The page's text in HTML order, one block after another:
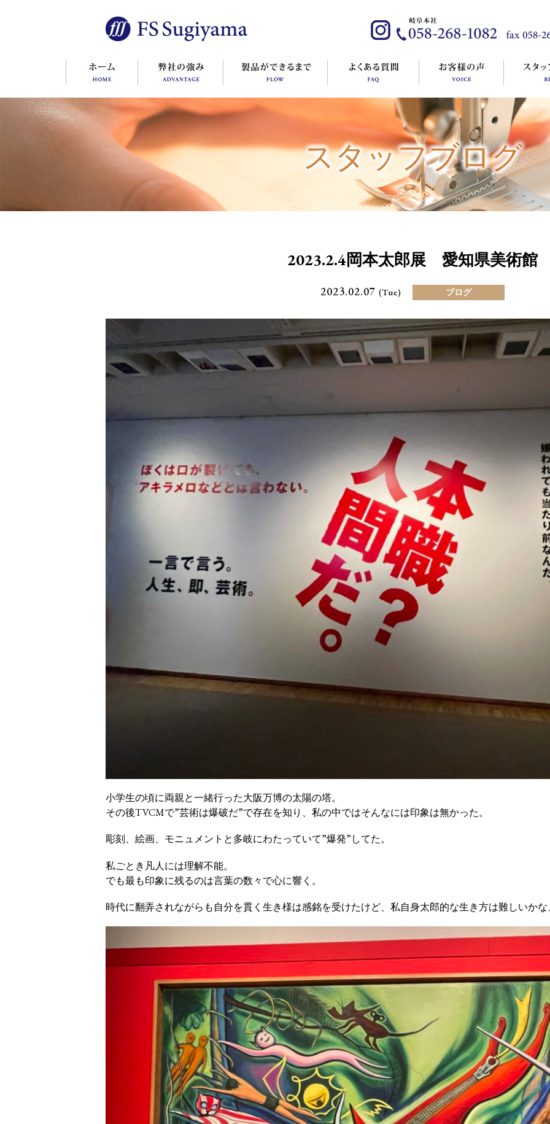
スタッフブログ
2023.2.4岡本太郎展 愛知県美術館
2023.02.07 (Tue) ブログ
小学生の頃に両親と一緒行った大阪万博の太陽の塔。
その後TVCMで”芸術は爆破だ”で存在を知り、私の中ではそんなには印象は無かった。
彫刻、絵画、モニュメントと多岐にわたっていて”爆発”してた。
私ごとき凡人には理解不能。
でも最も印象に残るのは言葉の数々で心に響く。
時代に翻弄されながらも自分を貫く生き様は感銘を受けたけど、私自身太郎的な生き方は難しいか